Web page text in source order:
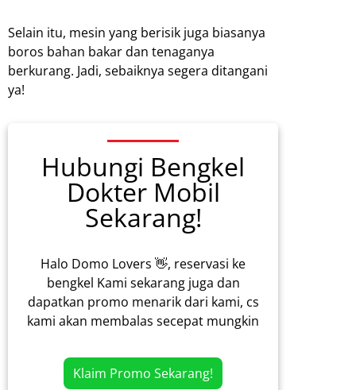
Selain itu, mesin yang berisik juga biasanya
boros bahan bakar dan tenaganya
berkurang. Jadi, sebaiknya segera ditangani
ya!
Hubungi Bengkel
Dokter Mobil
Sekarang!
Halo Domo Lovers 👋, reservasi ke
bengkel Kami sekarang juga dan
dapatkan promo menarik dari kami, cs
kami akan membalas secepat mungkin
Klaim Promo Sekarang!